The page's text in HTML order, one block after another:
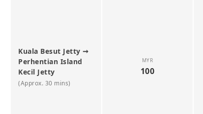
Kuala Besut Jetty ➞
Perhentian Island
Kecil Jetty
(Approx. 30 mins)
MYR
100